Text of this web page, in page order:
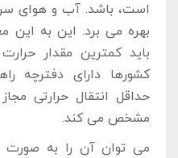
است، باشد. آب و هوای
بهره می‌ برد. این به این
باید کمترین مقدار
کشورها دارای دفترچه
حداقل انتقال حرارتی
مشخص می‌ کند.
می ‌توان آن را به صورت